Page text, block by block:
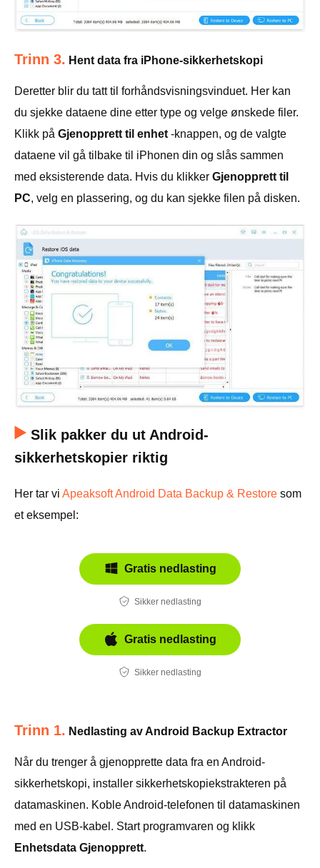
Trinn 3. Hent data fra iPhone-sikkerhetskopi
Deretter blir du tatt til forhåndsvisningsvinduet. Her kan
du sjekke dataene dine etter type og velge ønskede filer.
Klikk på Gjenopprett til enhet -knappen, og de valgte
dataene vil gå tilbake til iPhonen din og slås sammen
med eksisterende data. Hvis du klikker Gjenopprett til
PC, velg en plassering, og du kan sjekke filen på disken.
Slik pakker du ut Android-
sikkerhetskopier riktig
Her tar vi Apeaksoft Android Data Backup & Restore som
et eksempel:
Gratis nedlasting
Sikker nedlasting
Gratis nedlasting
Sikker nedlasting
Trinn 1. Nedlasting av Android Backup Extractor
Når du trenger å gjenopprette data fra en Android-
sikkerhetskopi, installer sikkerhetskopiekstrakteren på
datamaskinen. Koble Android-telefonen til datamaskinen
med en USB-kabel. Start programvaren og klikk
Enhetsdata Gjenopprett.